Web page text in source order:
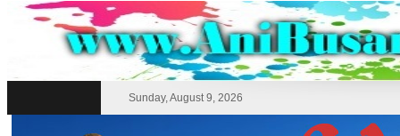
Sunday, August 9, 2026